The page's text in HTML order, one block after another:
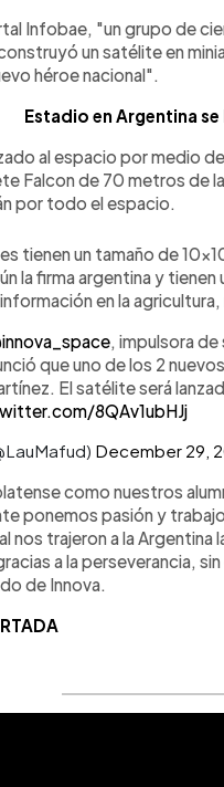
Infobae, "un grupo de
un satélite en
héroe nacional".
Estadio en Argentina
al espacio por medio
Falcon de 70 metros de
por todo el espacio.
tienen un tamaño de
la firma argentina y tienen
en la
, impulsora
que uno de los 2
El satélite será
8QAv1ubHJj
December 29,
como nuestros
ponemos pasión y
nos trajeron a la Argentina
a la perseverancia,
de Innova.